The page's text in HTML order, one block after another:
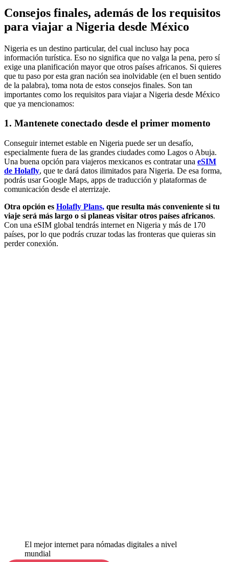
Consejos finales, además de los requisitos
para viajar a Nigeria desde México
Nigeria es un destino particular, del cual incluso hay poca
información turística. Eso no significa que no valga la pena, pero sí
exige una planificación mayor que otros países africanos. Si quieres
que tu paso por esta gran nación sea inolvidable (en el buen sentido
de la palabra), toma nota de estos consejos finales. Son tan
importantes como los requisitos para viajar a Nigeria desde México
que ya mencionamos:
1. Mantenete conectado desde el primer momento
Conseguir internet estable en Nigeria puede ser un desafío,
especialmente fuera de las grandes ciudades como Lagos o Abuja.
Una buena opción para viajeros mexicanos es contratar una eSIM
de Holafly, que te dará datos ilimitados para Nigeria. De esa forma,
podrás usar Google Maps, apps de traducción y plataformas de
comunicación desde el aterrizaje.
Otra opción es Holafly Plans, que resulta más conveniente si tu
viaje será más largo o si planeas visitar otros países africanos.
Con una eSIM global tendrás internet en Nigeria y más de 170
países, por lo que podrás cruzar todas las fronteras que quieras sin
perder conexión.
El mejor internet para nómadas digitales a nivel
mundial